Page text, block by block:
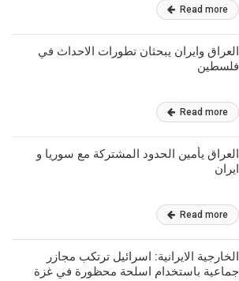
Read more
العراق وايران يبحثان تطورات الاحداث في
فلسطين
Read more
العراق يأمين الحدود المشتركة مع سوريا و
ايران
Read more
الخارجية الايرانية: اسرائيل ترتكب مجازر
جماعية باستخدام اسلحة محظورة في غزة